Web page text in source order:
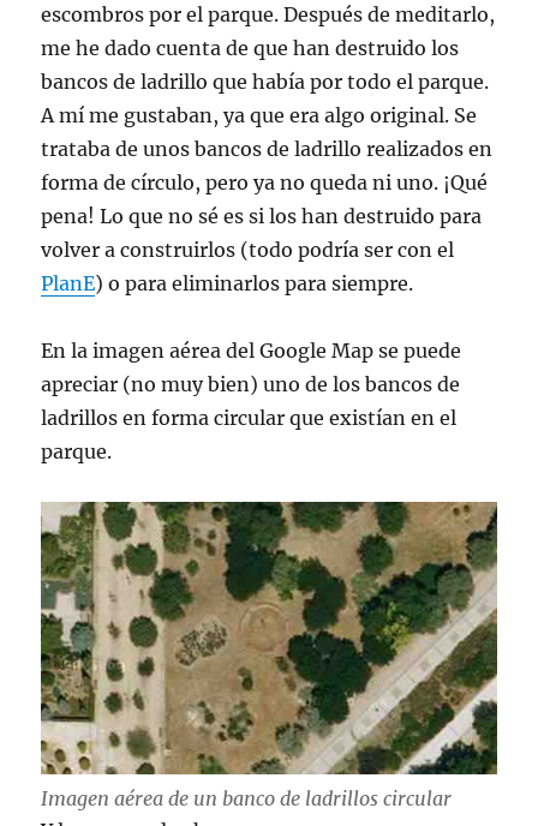
escombros por el parque. Después de meditarlo,
me he dado cuenta de que han destruido los
bancos de ladrillo que había por todo el parque.
A mí me gustaban, ya que era algo original. Se
trataba de unos bancos de ladrillo realizados en
forma de círculo, pero ya no queda ni uno. ¡Qué
pena! Lo que no sé es si los han destruido para
volver a construirlos (todo podría ser con el
PlanE) o para eliminarlos para siempre.
En la imagen aérea del Google Map se puede
apreciar (no muy bien) uno de los bancos de
ladrillos en forma circular que existían en el
parque.
Imagen aérea de un banco de ladrillos circular